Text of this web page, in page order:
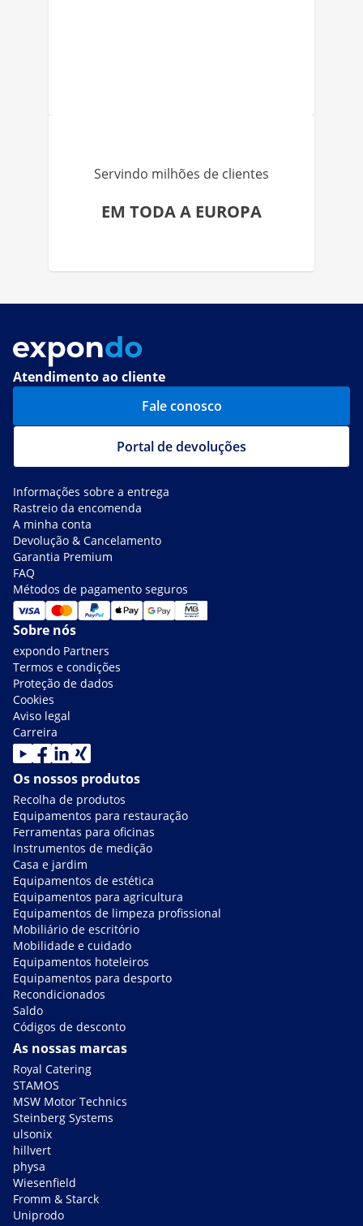
Servindo milhões de clientes
EM TODA A EUROPA
Atendimento ao cliente
Fale conosco
Portal de devoluções
Informações sobre a entrega
Rastreio da encomenda
A minha conta
Devolução & Cancelamento
Garantia Premium
FAQ
Métodos de pagamento seguros
Sobre nós
expondo Partners
Termos e condições
Proteção de dados
Cookies
Aviso legal
Carreira
Os nossos produtos
Recolha de produtos
Equipamentos para restauração
Ferramentas para oficinas
Instrumentos de medição
Casa e jardim
Equipamentos de estética
Equipamentos para agricultura
Equipamentos de limpeza profissional
Mobiliário de escritório
Mobilidade e cuidado
Equipamentos hoteleiros
Equipamentos para desporto
Recondicionados
Saldo
Códigos de desconto
As nossas marcas
Royal Catering
STAMOS
MSW Motor Technics
Steinberg Systems
ulsonix
hillvert
physa
Wiesenfield
Fromm & Starck
Uniprodo